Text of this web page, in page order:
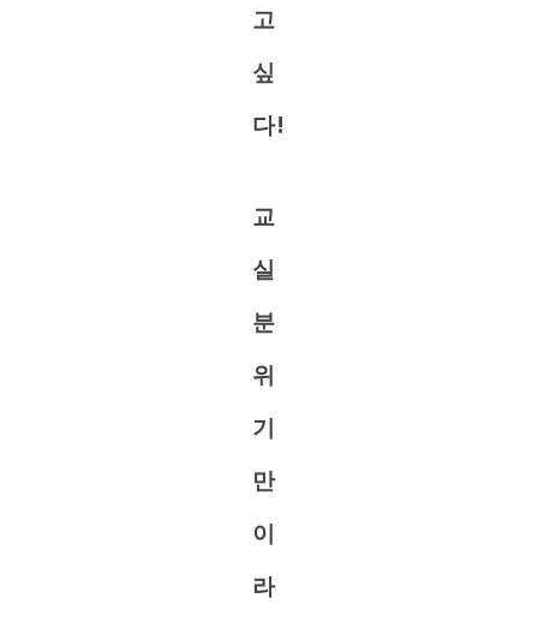
고
싶
다!
교
실
분
위
기
만
이
라